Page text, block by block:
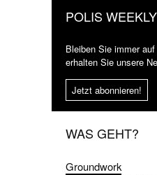
POLIS WEEKLY
Bleiben Sie immer
erhalten Sie unsere
Jetzt abonnieren!
WAS GEHT?
Groundwork